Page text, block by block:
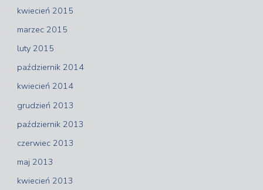
kwiecień 2015
marzec 2015
luty 2015
październik 2014
kwiecień 2014
grudzień 2013
październik 2013
czerwiec 2013
maj 2013
kwiecień 2013